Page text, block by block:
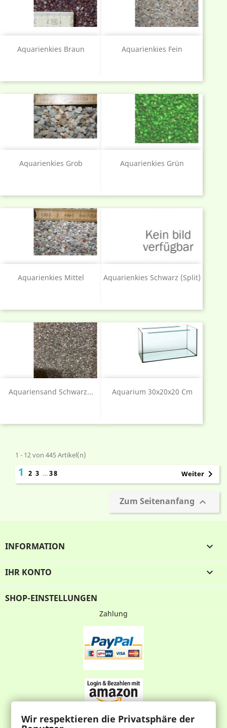
Aquarienkies Braun Aquarienkies Fein
Aquarienkies Grob Aquarienkies Grün
Aquarienkies Mittel Aquarienkies Schwarz (Split)
Aquariensand Schwarz... Aquarium 30x20x20 Cm
1 - 12 von 445 Artikel(n)
1 2 3 … 38 Weiter 
Zum Seitenanfang 
INFORMATION 
IHR KONTO 
SHOP-EINSTELLUNGEN
Zahlung
Wir respektieren die Privatsphäre der